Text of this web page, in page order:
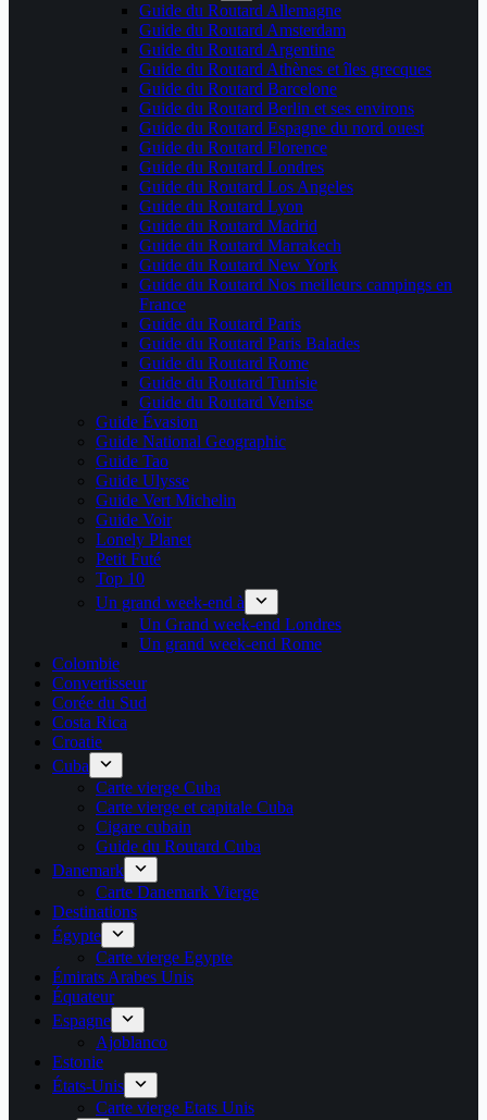
Guide du Routard Allemagne
Guide du Routard Amsterdam
Guide du Routard Argentine
Guide du Routard Athènes et îles grecques
Guide du Routard Barcelone
Guide du Routard Berlin et ses environs
Guide du Routard Espagne du nord ouest
Guide du Routard Florence
Guide du Routard Londres
Guide du Routard Los Angeles
Guide du Routard Lyon
Guide du Routard Madrid
Guide du Routard Marrakech
Guide du Routard New York
Guide du Routard Nos meilleurs campings en
France
Guide du Routard Paris
Guide du Routard Paris Balades
Guide du Routard Rome
Guide du Routard Tunisie
Guide du Routard Venise
Guide Évasion
Guide National Geographic
Guide Tao
Guide Ulysse
Guide Vert Michelin
Guide Voir
Lonely Planet
Petit Futé
Top 10
Un grand week-end à
Un Grand week-end Londres
Un grand week-end Rome
Colombie
Convertisseur
Corée du Sud
Costa Rica
Croatie
Cuba
Carte vierge Cuba
Carte vierge et capitale Cuba
Cigare cubain
Guide du Routard Cuba
Danemark
Carte Danemark Vierge
Destinations
Égypte
Carte vierge Egypte
Émirats Arabes Unis
Équateur
Espagne
Ajoblanco
Estonie
États-Unis
Carte vierge Etats Unis